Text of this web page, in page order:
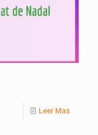
Leer Mas